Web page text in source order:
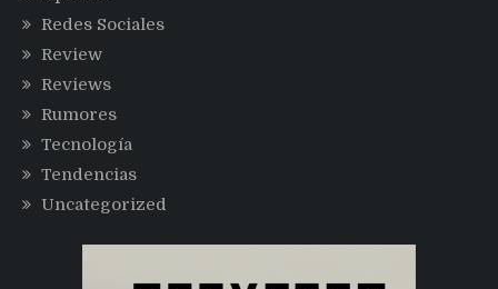
Redes Sociales
Review
Reviews
Rumores
Tecnología
Tendencias
Uncategorized